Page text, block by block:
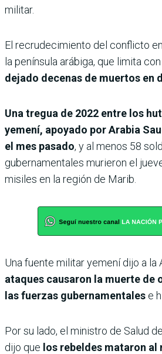
militar.
El recrudecimiento del conflicto
la península arábiga, que limita
dejado decenas de muertos en
Una tregua de 2022 entre los
yemení, apoyado por Arabia
el mes pasado, y al menos 58
gubernamentales murieron el
misiles en la región de Marib.
Una fuente militar yemení dijo a la
ataques causaron la muerte de
las fuerzas gubernamentales e
Por su lado, el ministro de Salud
dijo que los rebeldes mataron al